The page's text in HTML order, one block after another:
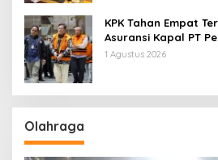
KPK Tahan Empat
Asuransi Kapal PT
1 Agustus 2026
Olahraga